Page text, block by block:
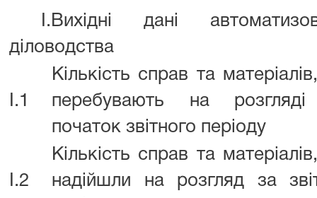
I.Вихідні дані
діловодства
I.1
Кількість справ та
перебувають на
початок звітного періоду
I.2
Кількість справ та
надійшли на розгляд за